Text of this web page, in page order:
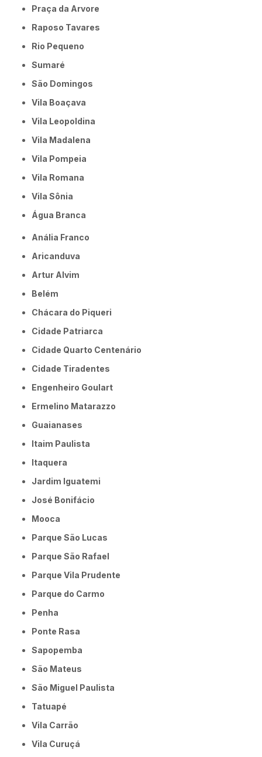
Praça da Arvore
Raposo Tavares
Rio Pequeno
Sumaré
São Domingos
Vila Boaçava
Vila Leopoldina
Vila Madalena
Vila Pompeia
Vila Romana
Vila Sônia
Água Branca
Anália Franco
Aricanduva
Artur Alvim
Belém
Chácara do Piqueri
Cidade Patriarca
Cidade Quarto Centenário
Cidade Tiradentes
Engenheiro Goulart
Ermelino Matarazzo
Guaianases
Itaim Paulista
Itaquera
Jardim Iguatemi
José Bonifácio
Mooca
Parque São Lucas
Parque São Rafael
Parque Vila Prudente
Parque do Carmo
Penha
Ponte Rasa
Sapopemba
São Mateus
São Miguel Paulista
Tatuapé
Vila Carrão
Vila Curuçá